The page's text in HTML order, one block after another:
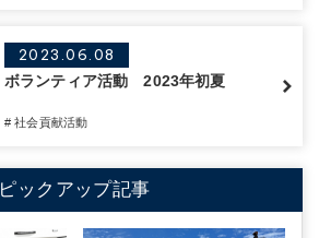
2023.06.08
ボランティア活動 2023年初夏
# 社会貢献活動
ピックアップ記事